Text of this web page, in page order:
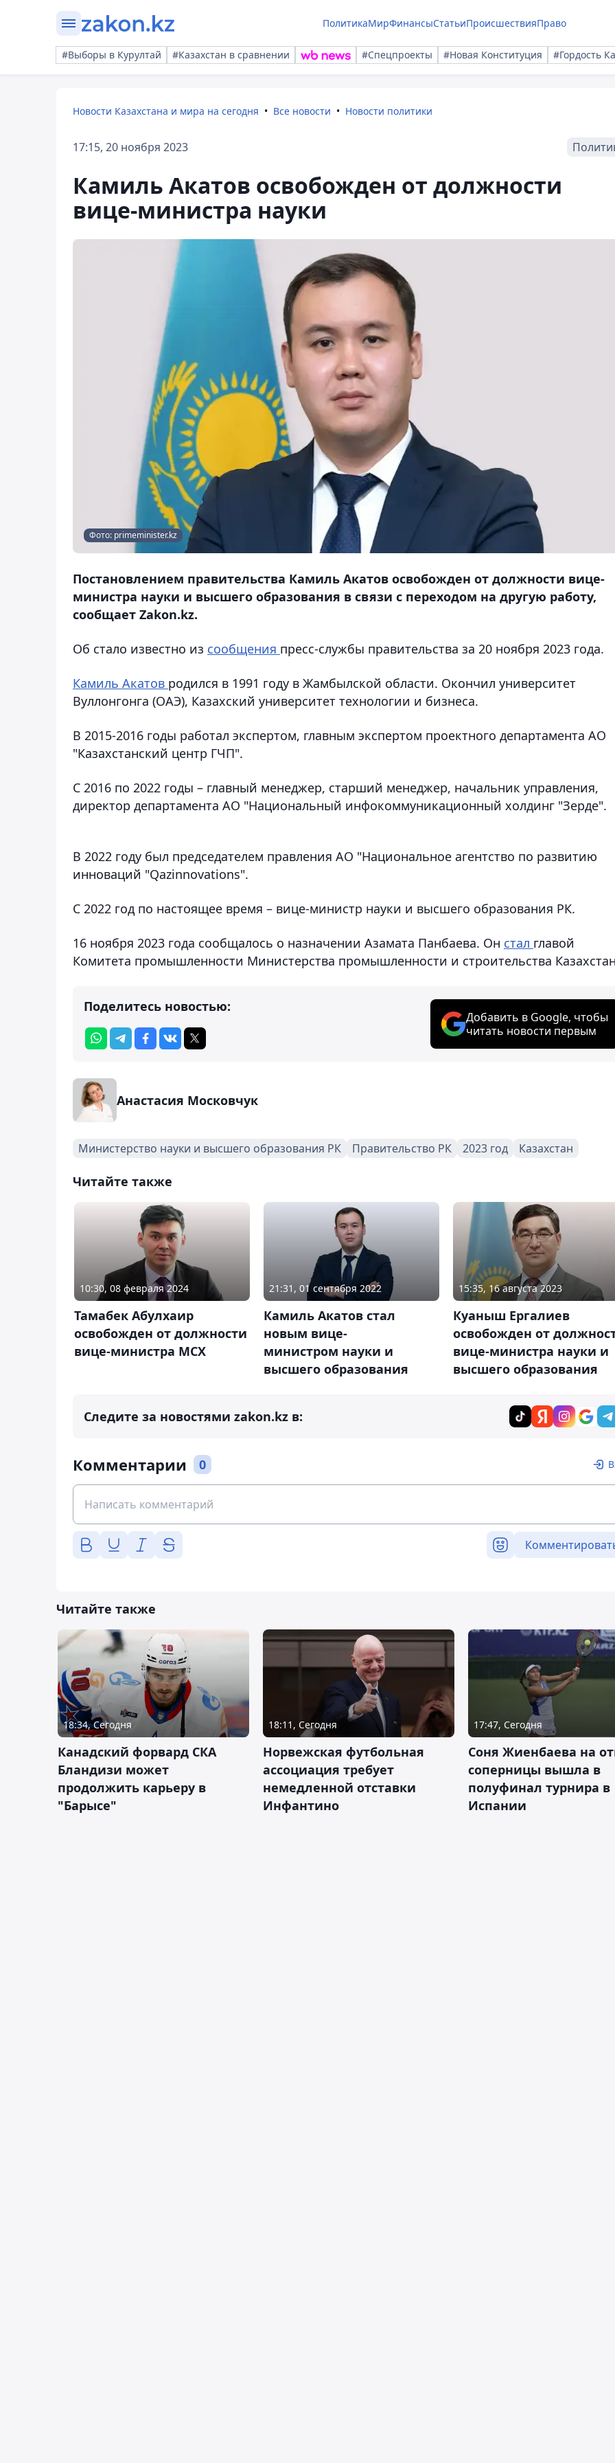
ПолитикаМирФинансыСтатьиПроисшествияПраво
#Выборы в Курултай #Казахстан в сравнении #Спецпроекты #Новая Конституция #Гордость
Новости Казахстана и мира на сегодня Все новости Новости политики
17:15, 20 ноября 2023
Камиль Акатов освобожден от должности
вице-министра науки
Фото: primeminister.kz
Постановлением правительства Камиль Акатов освобожден от должности вице-
министра науки и высшего образования в связи с переходом на другую работу,
сообщает Zakon.kz.
Об стало известно из сообщения пресс-службы правительства за 20 ноября 2023 года.
Камиль Акатов родился в 1991 году в Жамбылской области. Окончил университет
Вуллонгонга (ОАЭ), Казахский университет технологии и бизнеса.
В 2015-2016 годы работал экспертом, главным экспертом проектного департамента АО
"Казахстанский центр ГЧП".
С 2016 по 2022 годы – главный менеджер, старший менеджер, начальник управления,
директор департамента АО "Национальный инфокоммуникационный холдинг "Зерде".
В 2022 году был председателем правления АО "Национальное агентство по развитию
инноваций "Qazinnovations".
С 2022 год по настоящее время – вице-министр науки и высшего образования РК.
16 ноября 2023 года сообщалось о назначении Азамата Панбаева. Он стал главой
Комитета промышленности Министерства промышленности и строительства
Поделитесь новостью:
Добавить в Google, чтобы
читать новости первым
Анастасия Московчук
Министерство науки и высшего образования РК Правительство РК 2023 год Казахстан
Читайте также
10:30, 08 февраля 2024
Тамабек Абулхаир
освобожден от должности
вице-министра МСХ
21:31, 01 сентября 2022
Камиль Акатов стал
новым вице-
министром науки и
высшего образования
15:35, 16 августа 2023
Куаныш Ергалиев
освобожден от
вице-министра науки и
высшего образования
Следите за новостями zakon.kz в:
Комментарии 0
Читайте также
18:34, Сегодня
Канадский форвард СКА
Бландизи может
продолжить карьеру в
"Барысе"
18:11, Сегодня
Норвежская футбольная
ассоциация требует
немедленной отставки
Инфантино
17:47, Сегодня
Соня Жиенбаева на
соперницы вышла в
полуфинал турнира в
Испании